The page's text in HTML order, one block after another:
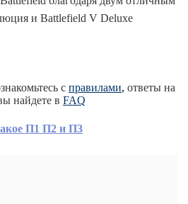
и Battlefield V Deluxe
с правилами, ответы на
найдете в FAQ
П1 П2 и П3